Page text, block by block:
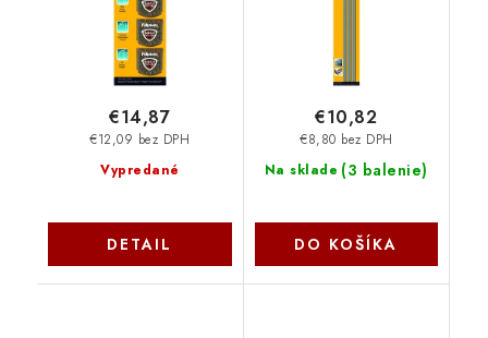
Vypredané
€12,09 bez DPH
€14,87
DETAIL
Na sklade (3 balenie)
€8,80 bez DPH
€10,82
DO KOŠÍKA